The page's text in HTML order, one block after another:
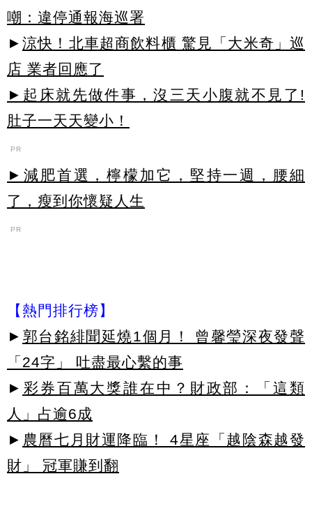
嘲：違停通報海巡署
► 涼快！北車超商飲料櫃 驚見「大米奇」巡
店 業者回應了
►起床就先做件事，沒三天小腹就不見了!
肚子一天天變小！
PR
►減肥首選，檸檬加它，堅持一週，腰細
了，瘦到你懷疑人生
PR
【熱門排行榜】
► 郭台銘緋聞延燒1個月！ 曾馨瑩深夜發聲
「24字」 吐盡最心繫的事
► 彩券百萬大獎誰在中？財政部：「這類
人」占逾6成
► 農曆七月財運降臨！ 4星座「越陰森越發
財」 冠軍賺到翻